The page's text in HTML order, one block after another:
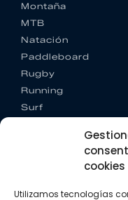
cookies
Utilizamos tecnologías
Montaña
MTB
Natación
Paddleboard
Rugby
Running
Surf
CONTACTO